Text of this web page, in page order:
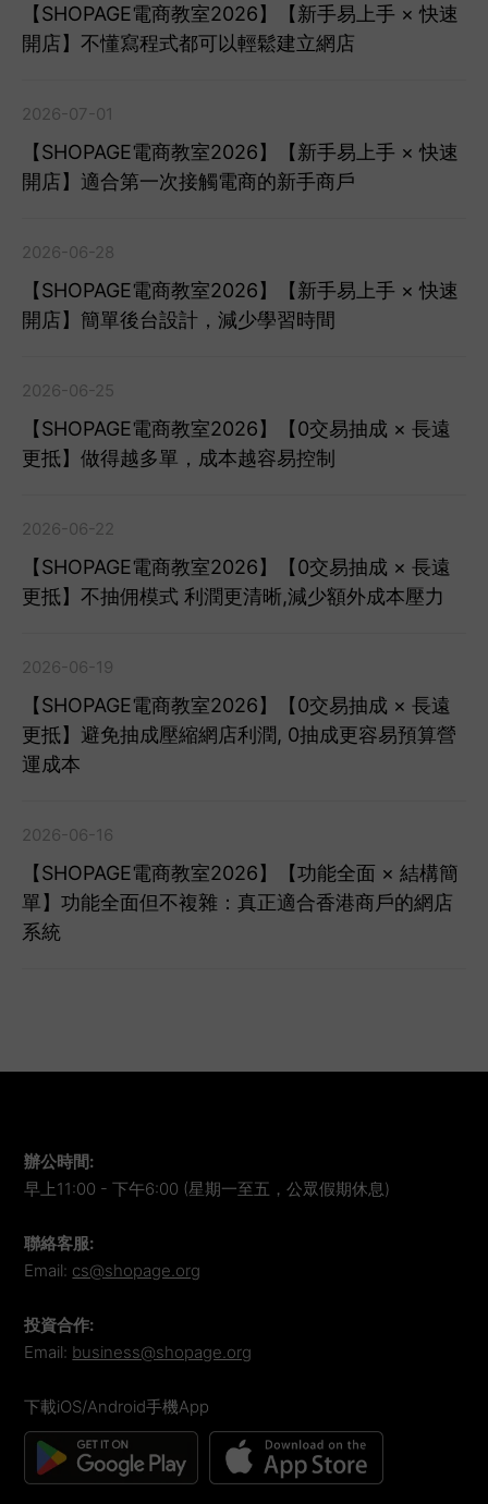
【SHOPAGE電商教室2026】【新手易上手 × 快速
開店】不懂寫程式都可以輕鬆建立網店
2026-07-01
【SHOPAGE電商教室2026】【新手易上手 × 快速
開店】適合第一次接觸電商的新手商戶
2026-06-28
【SHOPAGE電商教室2026】【新手易上手 × 快速
開店】簡單後台設計，減少學習時間
2026-06-25
【SHOPAGE電商教室2026】【0交易抽成 × 長遠
更抵】做得越多單，成本越容易控制
2026-06-22
【SHOPAGE電商教室2026】【0交易抽成 × 長遠
更抵】不抽佣模式 利潤更清晰,減少額外成本壓力
2026-06-19
【SHOPAGE電商教室2026】【0交易抽成 × 長遠
更抵】避免抽成壓縮網店利潤, 0抽成更容易預算營
運成本
2026-06-16
【SHOPAGE電商教室2026】【功能全面 × 結構簡
單】功能全面但不複雜：真正適合香港商戶的網店
系統
辦公時間:
早上11:00 - 下午6:00 (星期一至五，公眾假期休息)
聯絡客服:
Email: cs@shopage.org
投資合作:
Email: business@shopage.org
下載iOS/Android手機App